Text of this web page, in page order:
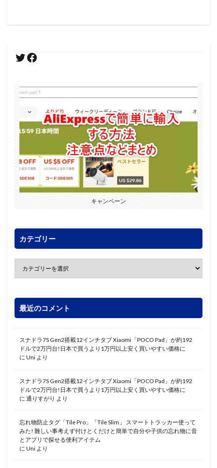
キャンペーン
カテゴリー
最近のコメント
スナドラ7S Gen2搭載12インチタブ Xiaomi「POCO Pad」が約192
ドルで2万円台!日本で買うより1万円以上安く買いやすい価格に
に Uni より
スナドラ7S Gen2搭載12インチタブ Xiaomi「POCO Pad」が約192
ドルで2万円台!日本で買うより1万円以上安く買いやすい価格に
に 通りすがり より
忘れ物防止タグ「Tile Pro」「Tile Slim」 スマートトラッカー使って
みた! 難しい事考えず付けとくだけと簡単で自分や子供の忘れ物に音
とアプリで探せる便利アイテム
に Uni より